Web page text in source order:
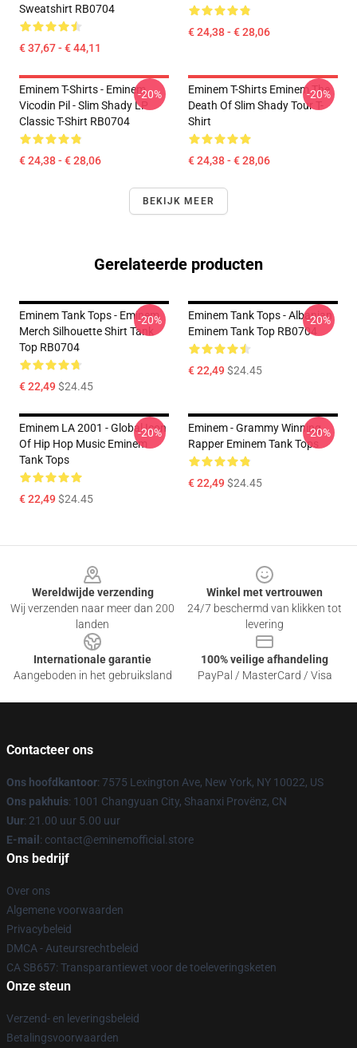
Sweatshirt RB0704
€ 37,67 - € 44,11
€ 24,38 - € 28,06
Eminem T-Shirts - Eminem
Vicodin Pil - Slim Shady LP
Classic T-Shirt RB0704
€ 24,38 - € 28,06
-20%
Eminem T-Shirts Eminem The
Death Of Slim Shady Tour T-
Shirt
€ 24,38 - € 28,06
-20%
BEKIJK MEER
Gerelateerde producten
Eminem Tank Tops - Eminem
Merch Silhouette Shirt Tank
Top RB0704
€ 22,49$24.45
-20%
Eminem Tank Tops - Albanian
Eminem Tank Top RB0704
€ 22,49$24.45
-20%
Eminem LA 2001 - Global Icon
Of Hip Hop Music Eminem
Tank Tops
€ 22,49$24.45
-20%
Eminem - Grammy Winning
Rapper Eminem Tank Tops
€ 22,49$24.45
-20%
Wereldwijde verzending
Wij verzenden naar meer dan 200
landen
Winkel met vertrouwen
24/7 beschermd van klikken tot
levering
Internationale garantie
Aangeboden in het gebruiksland
100% veilige afhandeling
PayPal / MasterCard / Visa
Contacteer ons
Ons hoofdkantoor: 7575 Lexington Ave, New York, NY 10022, US
Ons pakhuis: 1001 Changyuan City, Shaanxi Provënz, CN
Uur: 21.00 uur 5.00 uur
E-mail : contact@eminemofficial.store
Ons bedrijf
Over ons
Algemene voorwaarden
Privacybeleid
DMCA - Auteursrechtbeleid
CA SB657: Transparantiewet voor de toeleveringsketen
Onze steun
Verzend- en leveringsbeleid
Betalingsvoorwaarden